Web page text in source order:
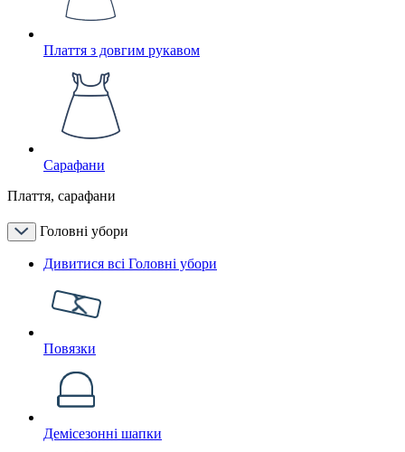
Плаття з довгим рукавом
Сарафани
Плаття, сарафани
Головні убори
Дивитися всі Головні убори
Повязки
Демісезонні шапки